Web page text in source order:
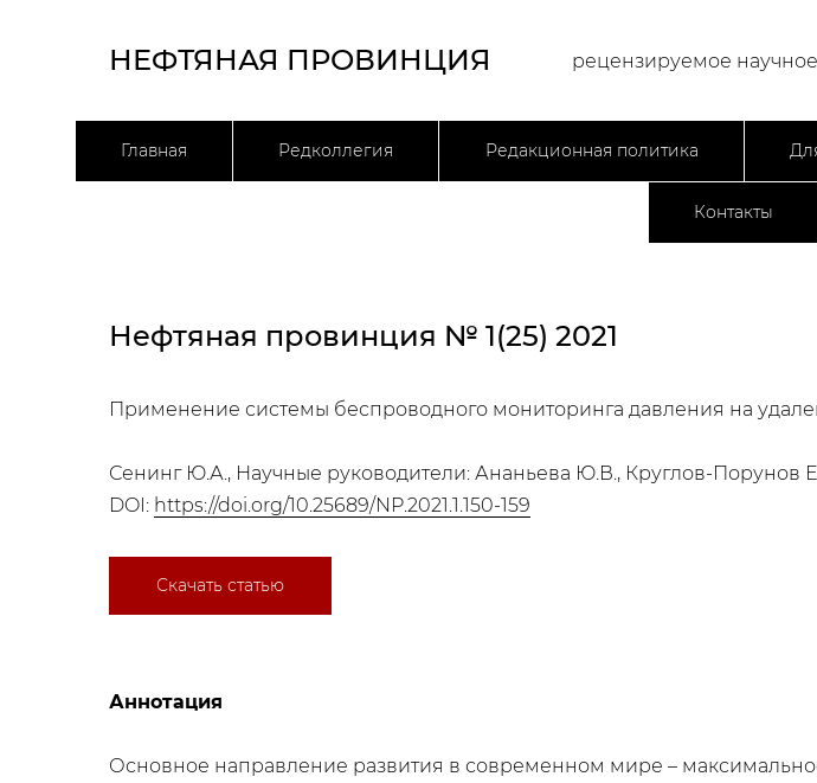
НЕФТЯНАЯ ПРОВИНЦИЯ рецензируемое
Главная Редколлегия Редакционная политика
Контакты
Нефтяная провинция № 1(25) 2021
Применение системы беспроводного мониторинга давления на
Сенинг Ю.А., Научные руководители: Ананьева Ю.В., Круглов-Порунов
DOI: https://doi.org/10.25689/NP.2021.1.150-159
Скачать статью
Аннотация
Основное направление развития в современном мире –